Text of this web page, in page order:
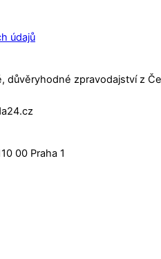
údajů
důvěryhodné zpravodajství z
00 Praha 1